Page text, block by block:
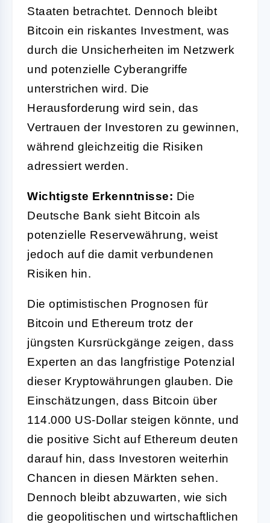
Staaten betrachtet. Dennoch bleibt
Bitcoin ein riskantes Investment, was
durch die Unsicherheiten im Netzwerk
und potenzielle Cyberangriffe
unterstrichen wird. Die
Herausforderung wird sein, das
Vertrauen der Investoren zu gewinnen,
während gleichzeitig die Risiken
adressiert werden.
Wichtigste Erkenntnisse: Die
Deutsche Bank sieht Bitcoin als
potenzielle Reservewährung, weist
jedoch auf die damit verbundenen
Risiken hin.
Die optimistischen Prognosen für
Bitcoin und Ethereum trotz der
jüngsten Kursrückgänge zeigen, dass
Experten an das langfristige Potenzial
dieser Kryptowährungen glauben. Die
Einschätzungen, dass Bitcoin über
114.000 US-Dollar steigen könnte, und
die positive Sicht auf Ethereum deuten
darauf hin, dass Investoren weiterhin
Chancen in diesen Märkten sehen.
Dennoch bleibt abzuwarten, wie sich
die geopolitischen und wirtschaftlichen